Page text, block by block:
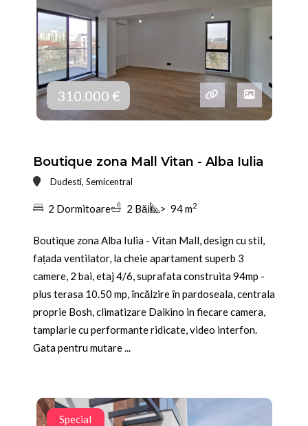
310.000 €
Boutique zona Mall Vitan - Alba Iulia
Dudesti, Semicentral
2 Dormitoare 2 Băi > 94 m2
Boutique zona Alba Iulia - Vitan Mall, design cu stil,
fațada ventilator, la cheie apartament superb 3
camere, 2 bai, etaj 4/6, suprafata construita 94mp -
plus terasa 10.50 mp, încălzire în pardoseala, centrala
proprie Bosh, climatizare Daikino in fiecare camera,
tamplarie cu performante ridicate, video interfon.
Gata pentru mutare ...
Special